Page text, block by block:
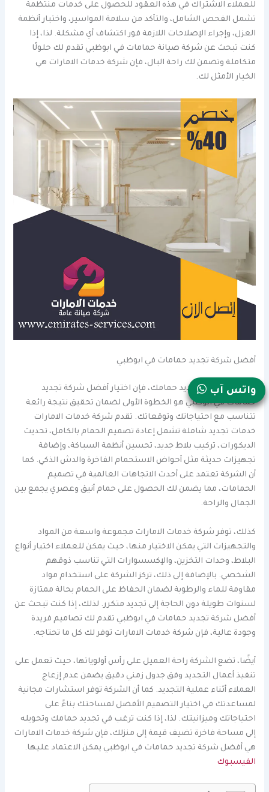
للعملاء الاشتراك في هذه العقود للحصول على خدمات منتظمة
تشمل الفحص الشامل، والتأكد من سلامة المواسير، واختبار أنظمة
العزل، وإجراء الإصلاحات اللازمة فور اكتشاف أي مشكلة. لذا، إذا
كنت تبحث عن شركة صيانة حمامات في ابوظبي تقدم لك حلولًا
متكاملة وتضمن لك راحة البال، فإن شركة خدمات الامارات هي
الخيار الأمثل لك.
أفضل شركة تجديد حمامات في ابوظبي
عند التفكير في تجديد حمامك، فإن اختيار أفضل شركة تجديد
حمامات في ابوظبي هو الخطوة الأولى لضمان تحقيق نتيجة رائعة
تتناسب مع احتياجاتك وتوقعاتك. تقدم شركة خدمات الامارات
خدمات تجديد شاملة تشمل إعادة تصميم الحمام بالكامل، تحديث
الديكورات، تركيب بلاط جديد، تحسين أنظمة السباكة، وإضافة
تجهيزات حديثة مثل أحواض الاستحمام الفاخرة والدش الذكي. كما
أن الشركة تعتمد على أحدث الاتجاهات العالمية في تصميم
الحمامات، مما يضمن لك الحصول على حمام أنيق وعصري يجمع بين
الجمال والراحة.
كذلك، توفر شركة خدمات الامارات مجموعة واسعة من المواد
والتجهيزات التي يمكن الاختيار منها، حيث يمكن للعملاء اختيار أنواع
البلاط، وحدات التخزين، والإكسسوارات التي تناسب ذوقهم
الشخصي. بالإضافة إلى ذلك، تركز الشركة على استخدام مواد
مقاومة للماء والرطوبة لضمان الحفاظ على الحمام بحالة ممتازة
لسنوات طويلة دون الحاجة إلى تجديد متكرر. لذلك، إذا كنت تبحث عن
أفضل شركة تجديد حمامات في ابوظبي تقدم لك تصاميم فريدة
وجودة عالية، فإن شركة خدمات الامارات توفر لك كل ما تحتاجه.
أيضًا، تضع الشركة راحة العميل على رأس أولوياتها، حيث تعمل على
تنفيذ أعمال التجديد وفق جدول زمني دقيق يضمن عدم إزعاج
العملاء أثناء عملية التجديد. كما أن الشركة توفر استشارات مجانية
لمساعدتك في اختيار التصميم الأفضل لمساحتك بناءً على
احتياجاتك وميزانيتك. لذا، إذا كنت ترغب في تجديد حمامك وتحويله
إلى مساحة فاخرة تضيف قيمة إلى منزلك، فإن شركة خدمات الامارات
هي أفضل شركة تجديد حمامات في ابوظبي يمكن الاعتماد عليها.
الفيسبوك
واتس آب